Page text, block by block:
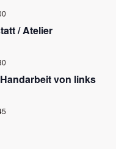
/ Atelier
von links